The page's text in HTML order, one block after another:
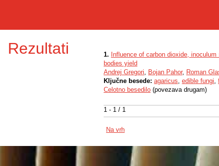
Rezultati
1 - 1 / 1
1. Influence of carbon dioxide,
bodies yield
Andrej Gregori, Bojan Pahor, Roman
Ključne besede: agaricus, edible fungi,
Celotno besedilo (povezava drugam)
Na vrh